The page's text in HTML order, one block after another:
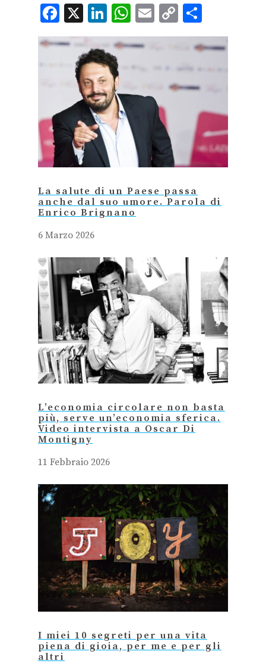
Facebook
X LinkedIn
WhatsApp
Email
Copy
Link
La salute di un Paese passa
anche dal suo umore. Parola di
Enrico Brignano
6 Marzo 2026
L’economia circolare non basta
più, serve un’economia sferica.
Video intervista a Oscar Di
Montigny
11 Febbraio 2026
I miei 10 segreti per una vita
piena di gioia, per me e per gli
altri